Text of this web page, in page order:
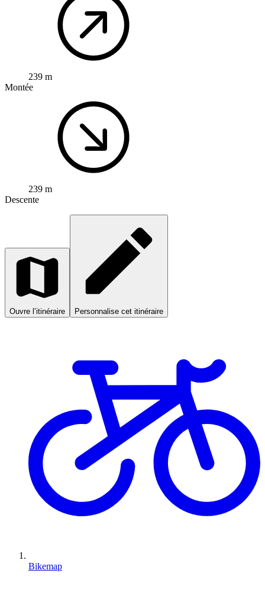
239 m
Montée
239 m
Descente
Ouvre l’itinéraire Personnalise cet itinéraire
Bikemap